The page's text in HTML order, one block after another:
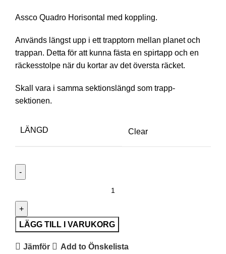
Assco Quadro Horisontal med koppling.
Används längst upp i ett trapptorn mellan planet och
trappan. Detta för att kunna fästa en spirtapp och en
räckesstolpe när du kortar av det översta räcket.
Skall vara i samma sektionslängd som trapp-
sektionen.
LÄNGD Clear
LÄGG TILL I VARUKORG
Jämför Add to Önskelista